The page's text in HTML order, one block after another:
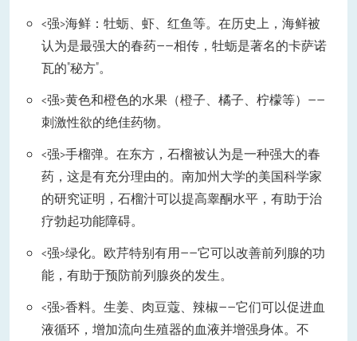
<强>海鲜：牡蛎、虾、红鱼等。在历史上，海鲜被
认为是最强大的春药——相传，牡蛎是著名的卡萨诺
瓦的"秘方"。
<强>黄色和橙色的水果（橙子、橘子、柠檬等）——
刺激性欲的绝佳药物。
<强>手榴弹。在东方，石榴被认为是一种强大的春
药，这是有充分理由的。南加州大学的美国科学家
的研究证明，石榴汁可以提高睾酮水平，有助于治
疗勃起功能障碍。
<强>绿化。欧芹特别有用——它可以改善前列腺的功
能，有助于预防前列腺炎的发生。
<强>香料。生姜、肉豆蔻、辣椒——它们可以促进血
液循环，增加流向生殖器的血液并增强身体。不